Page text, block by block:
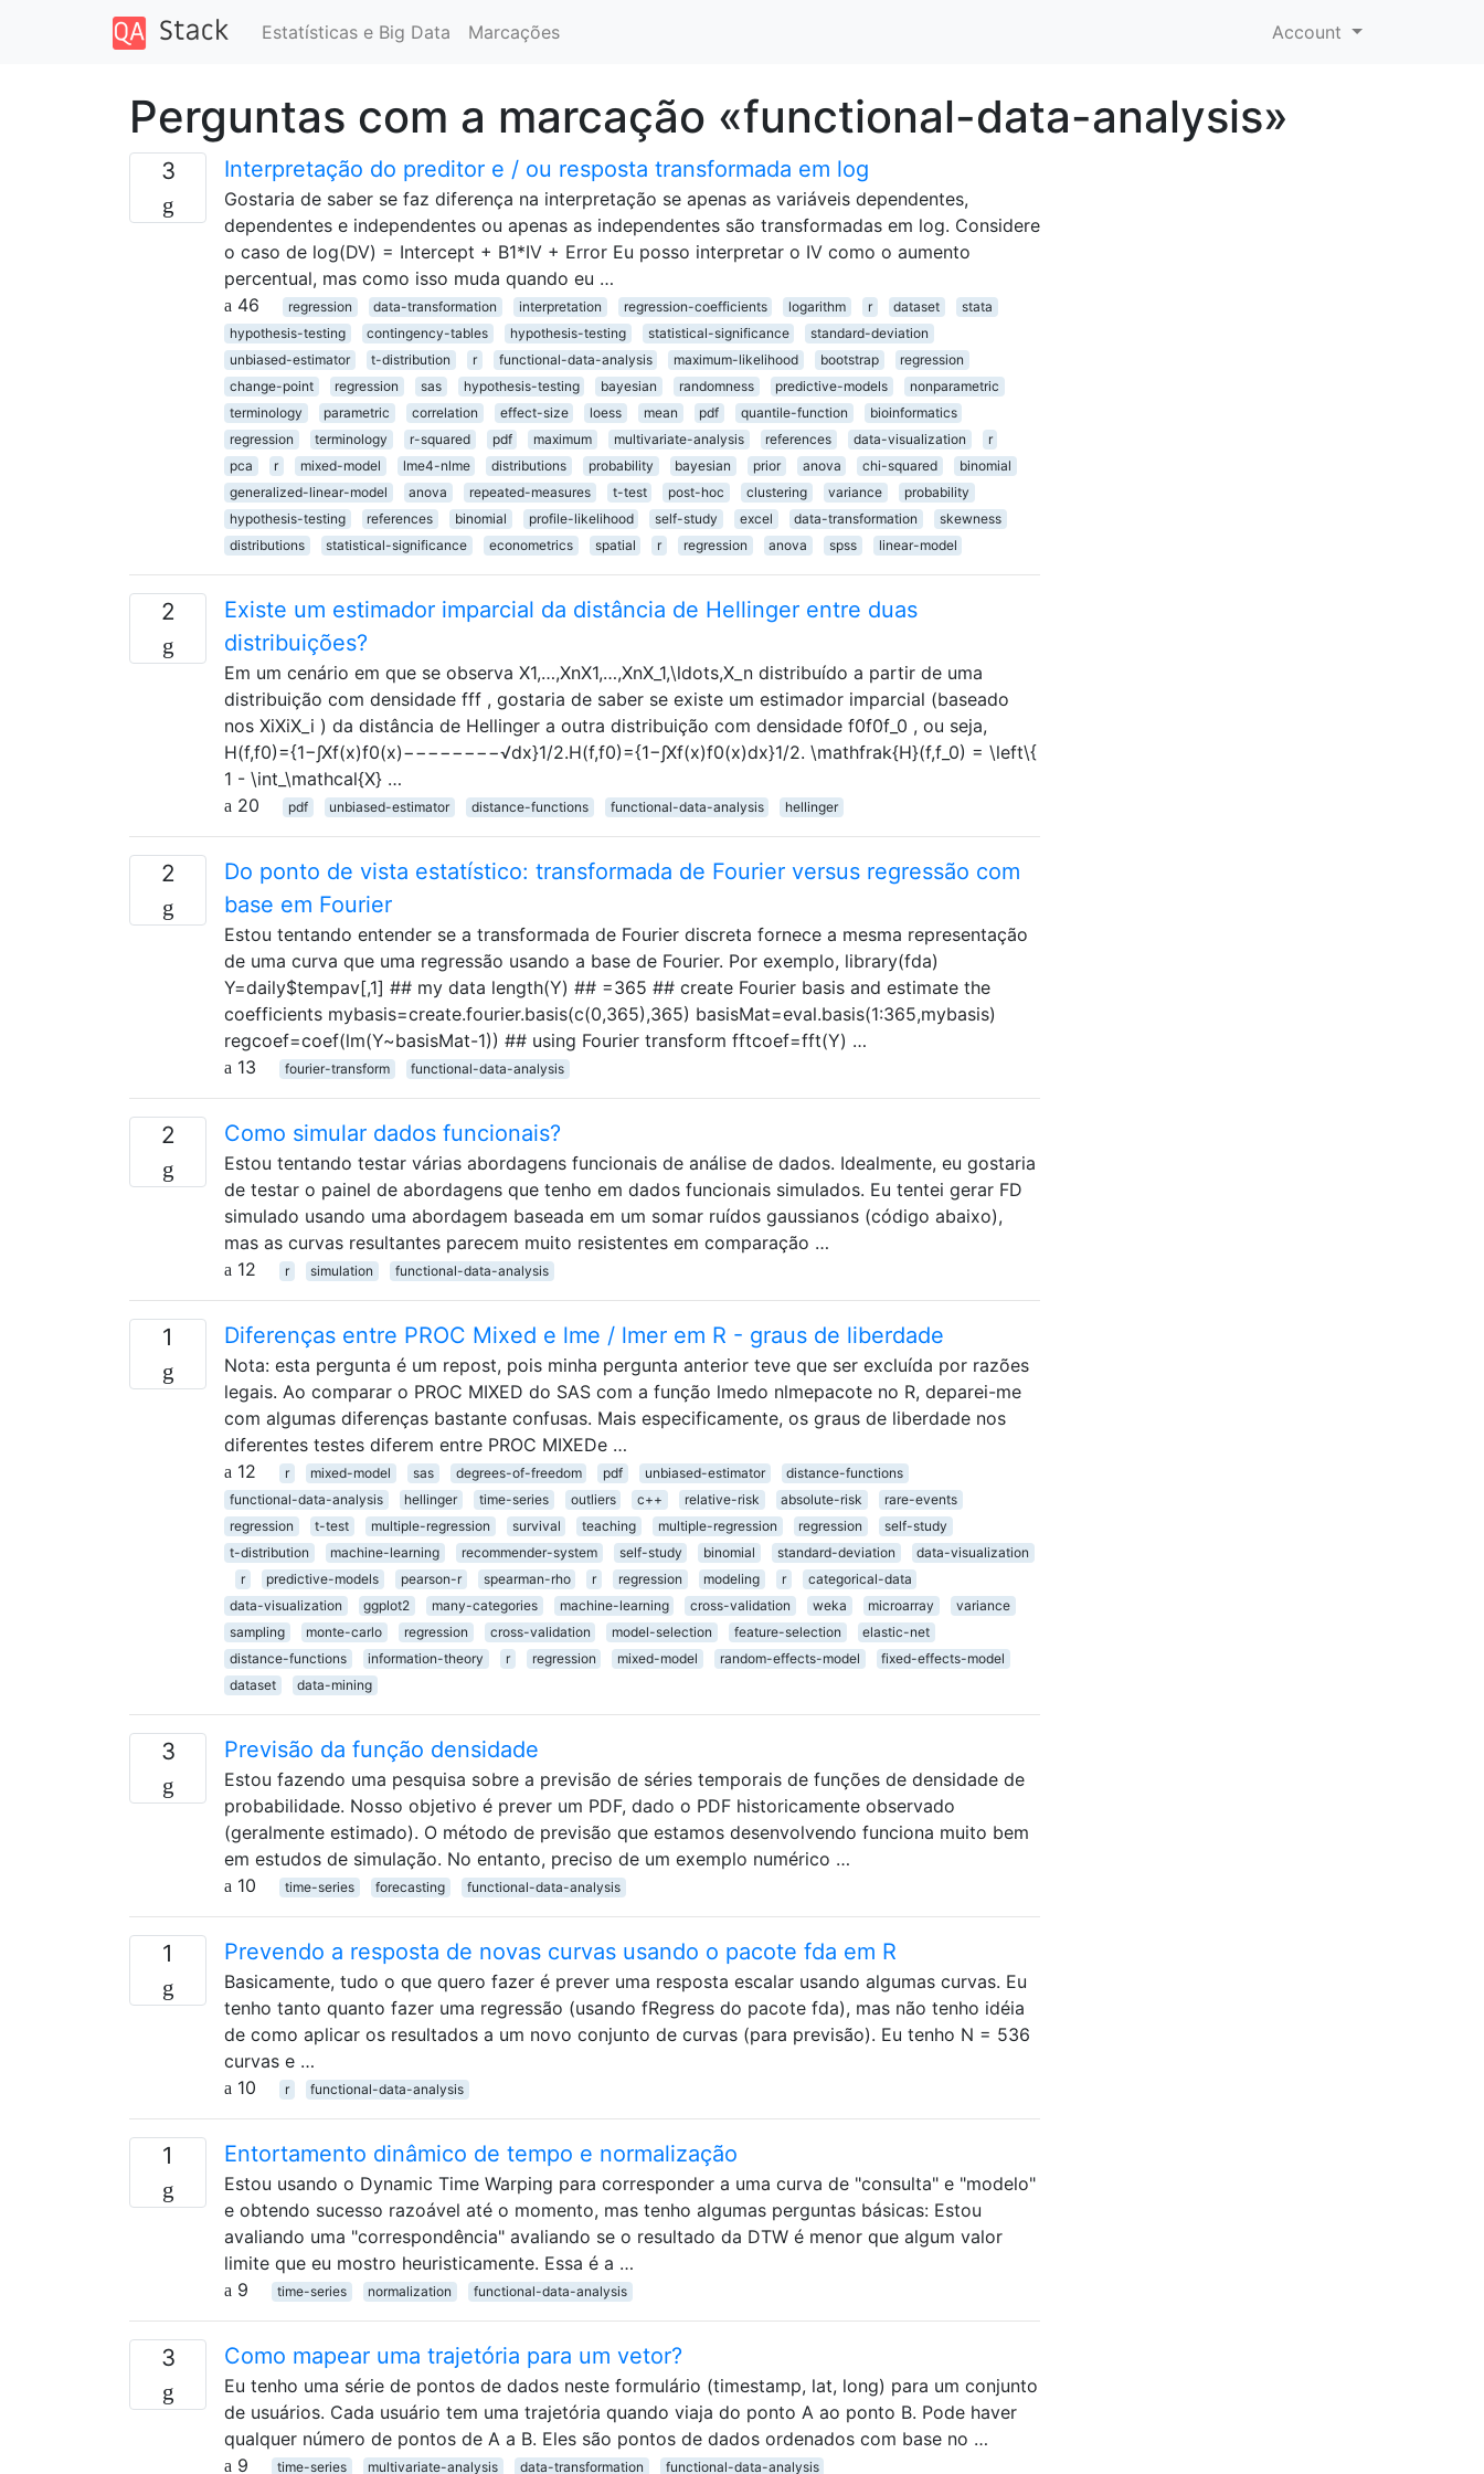
Estatísticas e Big Data Marcações Account
Perguntas com a marcação «functional-data-analysis»
3 Interpretação do preditor e / ou resposta transformada em log
Gostaria de saber se faz diferença na interpretação se apenas as variáveis ​​dependentes,
dependentes e independentes ou apenas as independentes são transformadas em log. Considere
o caso de log(DV) = Intercept + B1*IV + Error Eu posso interpretar o IV como o aumento
percentual, mas como isso muda quando eu …
46
regression data-transformation interpretation regression-coefficients logarithm r dataset
stata
hypothesis-testing
contingency-tables hypothesis-testing statistical-significance
standard-deviation
unbiased-estimator
t-distribution r functional-data-analysis maximum-likelihood bootstrap
regression
change-point
regression sas hypothesis-testing bayesian randomness predictive-models
nonparametric
terminology
parametric correlation effect-size loess mean pdf quantile-function
bioinformatics
regression
terminology r-squared pdf maximum multivariate-analysis references data-visualization
r
pca
r mixed-model lme4-nlme distributions probability bayesian prior anova chi-squared
binomial
generalized-linear-model
anova repeated-measures t-test post-hoc clustering variance
probability
hypothesis-testing
references binomial profile-likelihood self-study excel data-transformation
skewness
distributions
statistical-significance econometrics spatial r regression anova spss linear-model
2
Existe um estimador imparcial da distância de Hellinger entre duas
distribuições?
Em um cenário em que se observa X1,…,XnX1,…,XnX_1,\ldots,X_n distribuído a partir de uma
distribuição com densidade fff , gostaria de saber se existe um estimador imparcial (baseado
nos XiXiX_i ) da distância de Hellinger a outra distribuição com densidade f0f0f_0 , ou seja,
H(f,f0)={1−∫Xf(x)f0(x)−−−−−−−−√dx}1/2.H(f,f0)={1−∫Xf(x)f0(x)dx}1/2. \mathfrak{H}(f,f_0) = \left\{
1 - \int_\mathcal{X} …
20
pdf unbiased-estimator distance-functions functional-data-analysis hellinger
2
Do ponto de vista estatístico: transformada de Fourier versus regressão com
base em Fourier
Estou tentando entender se a transformada de Fourier discreta fornece a mesma representação
de uma curva que uma regressão usando a base de Fourier. Por exemplo, library(fda)
Y=daily$tempav[,1] ## my data length(Y) ## =365 ## create Fourier basis and estimate the
coefficients mybasis=create.fourier.basis(c(0,365),365) basisMat=eval.basis(1:365,mybasis)
regcoef=coef(lm(Y~basisMat-1)) ## using Fourier transform fftcoef=fft(Y) …
13
fourier-transform functional-data-analysis
2 Como simular dados funcionais?
Estou tentando testar várias abordagens funcionais de análise de dados. Idealmente, eu gostaria
de testar o painel de abordagens que tenho em dados funcionais simulados. Eu tentei gerar FD
simulado usando uma abordagem baseada em um somar ruídos gaussianos (código abaixo),
mas as curvas resultantes parecem muito resistentes em comparação …
12
r simulation functional-data-analysis
1 Diferenças entre PROC Mixed e lme / lmer em R - graus de liberdade
Nota: esta pergunta é um repost, pois minha pergunta anterior teve que ser excluída por razões
legais. Ao comparar o PROC MIXED do SAS com a função lmedo nlmepacote no R, deparei-me
com algumas diferenças bastante confusas. Mais especificamente, os graus de liberdade nos
diferentes testes diferem entre PROC MIXEDe …
12
r mixed-model sas degrees-of-freedom pdf unbiased-estimator
distance-functions
functional-data-analysis
hellinger time-series outliers c++ relative-risk absolute-risk
rare-events
regression
t-test multiple-regression survival teaching multiple-regression regression
self-study
t-distribution
machine-learning recommender-system self-study binomial standard-deviation
data-visualization
r
predictive-models pearson-r spearman-rho r regression modeling r
categorical-data
data-visualization
ggplot2 many-categories machine-learning cross-validation weka microarray
variance
sampling
monte-carlo regression cross-validation model-selection feature-selection
elastic-net
distance-functions
information-theory r regression mixed-model random-effects-model
fixed-effects-model
dataset
data-mining
3 Previsão da função densidade
Estou fazendo uma pesquisa sobre a previsão de séries temporais de funções de densidade de
probabilidade. Nosso objetivo é prever um PDF, dado o PDF historicamente observado
(geralmente estimado). O método de previsão que estamos desenvolvendo funciona muito bem
em estudos de simulação. No entanto, preciso de um exemplo numérico …
10
time-series forecasting functional-data-analysis
1 Prevendo a resposta de novas curvas usando o pacote fda em R
Basicamente, tudo o que quero fazer é prever uma resposta escalar usando algumas curvas. Eu
tenho tanto quanto fazer uma regressão (usando fRegress do pacote fda), mas não tenho idéia
de como aplicar os resultados a um novo conjunto de curvas (para previsão). Eu tenho N = 536
curvas e …
10
r functional-data-analysis
1 Entortamento dinâmico de tempo e normalização
Estou usando o Dynamic Time Warping para corresponder a uma curva de "consulta" e "modelo"
e obtendo sucesso razoável até o momento, mas tenho algumas perguntas básicas: Estou
avaliando uma "correspondência" avaliando se o resultado da DTW é menor que algum valor
limite que eu mostro heuristicamente. Essa é a …
9
time-series normalization functional-data-analysis
3 Como mapear uma trajetória para um vetor?
Eu tenho uma série de pontos de dados neste formulário (timestamp, lat, long) para um conjunto
de usuários. Cada usuário tem uma trajetória quando viaja do ponto A ao ponto B. Pode haver
qualquer número de pontos de A a B. Eles são pontos de dados ordenados com base no …
9
time-series multivariate-analysis data-transformation functional-data-analysis